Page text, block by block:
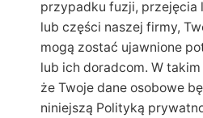
przypadku fuzji, przejęcia
lub części naszej firmy,
mogą zostać ujawnione
lub ich doradcom. W
że Twoje dane osobowe
niniejszą Polityką